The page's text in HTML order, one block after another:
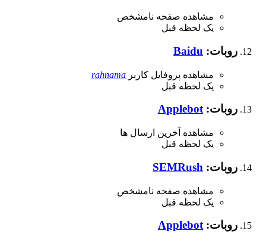
مشاهده صفحه نامشخص
یک لحظه قبل
روبات: Baidu
مشاهده پروفایل کاربر rahnama
یک لحظه قبل
روبات:Applebot
مشاهده آخرین ارسال ها
یک لحظه قبل
روبات: SEMRush
مشاهده صفحه نامشخص
یک لحظه قبل
روبات:Applebot